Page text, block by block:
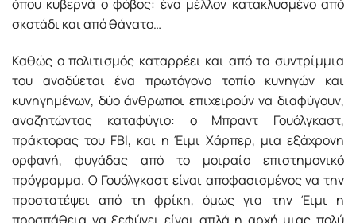
όπου κυβερνά ο φόβος: ένα μέλλον κατακλυσμένο από
σκοτάδι και από θάνατο…
Καθώς ο πολιτισμός καταρρέει και από τα συντρίμμια
του αναδύεται ένα πρωτόγονο τοπίο κυνηγών και
κυνηγημένων, δύο άνθρωποι επιχειρούν να διαφύγουν,
αναζητώντας καταφύγιο: o Μπραντ Γουόλγκαστ,
πράκτορας του FBI, και η Έιμι Χάρπερ, μια εξάχρονη
ορφανή, φυγάδας από το μοιραίο επιστημονικό
πρόγραμμα. Ο Γουόλγκαστ είναι αποφασισμένος να την
προστατέψει από τη φρίκη, όμως για την Έιμι η